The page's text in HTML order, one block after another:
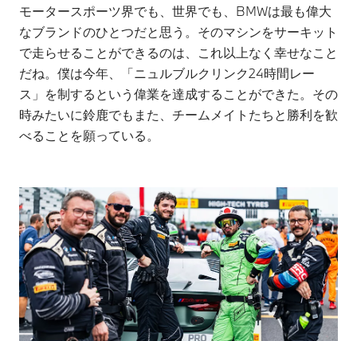
モータースポーツ界でも、世界でも、BMWは最も偉大
なブランドのひとつだと思う。そのマシンをサーキット
で走らせることができるのは、これ以上なく幸せなこと
だね。僕は今年、「ニュルブルクリンク24時間レー
ス」を制するという偉業を達成することができた。その
時みたいに鈴鹿でもまた、チームメイトたちと勝利を歓
べることを願っている。